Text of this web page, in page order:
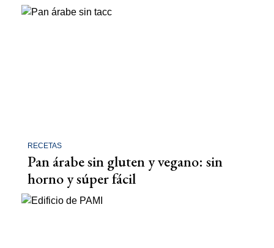
RECETAS
Pan árabe sin gluten y vegano: sin
horno y súper fácil